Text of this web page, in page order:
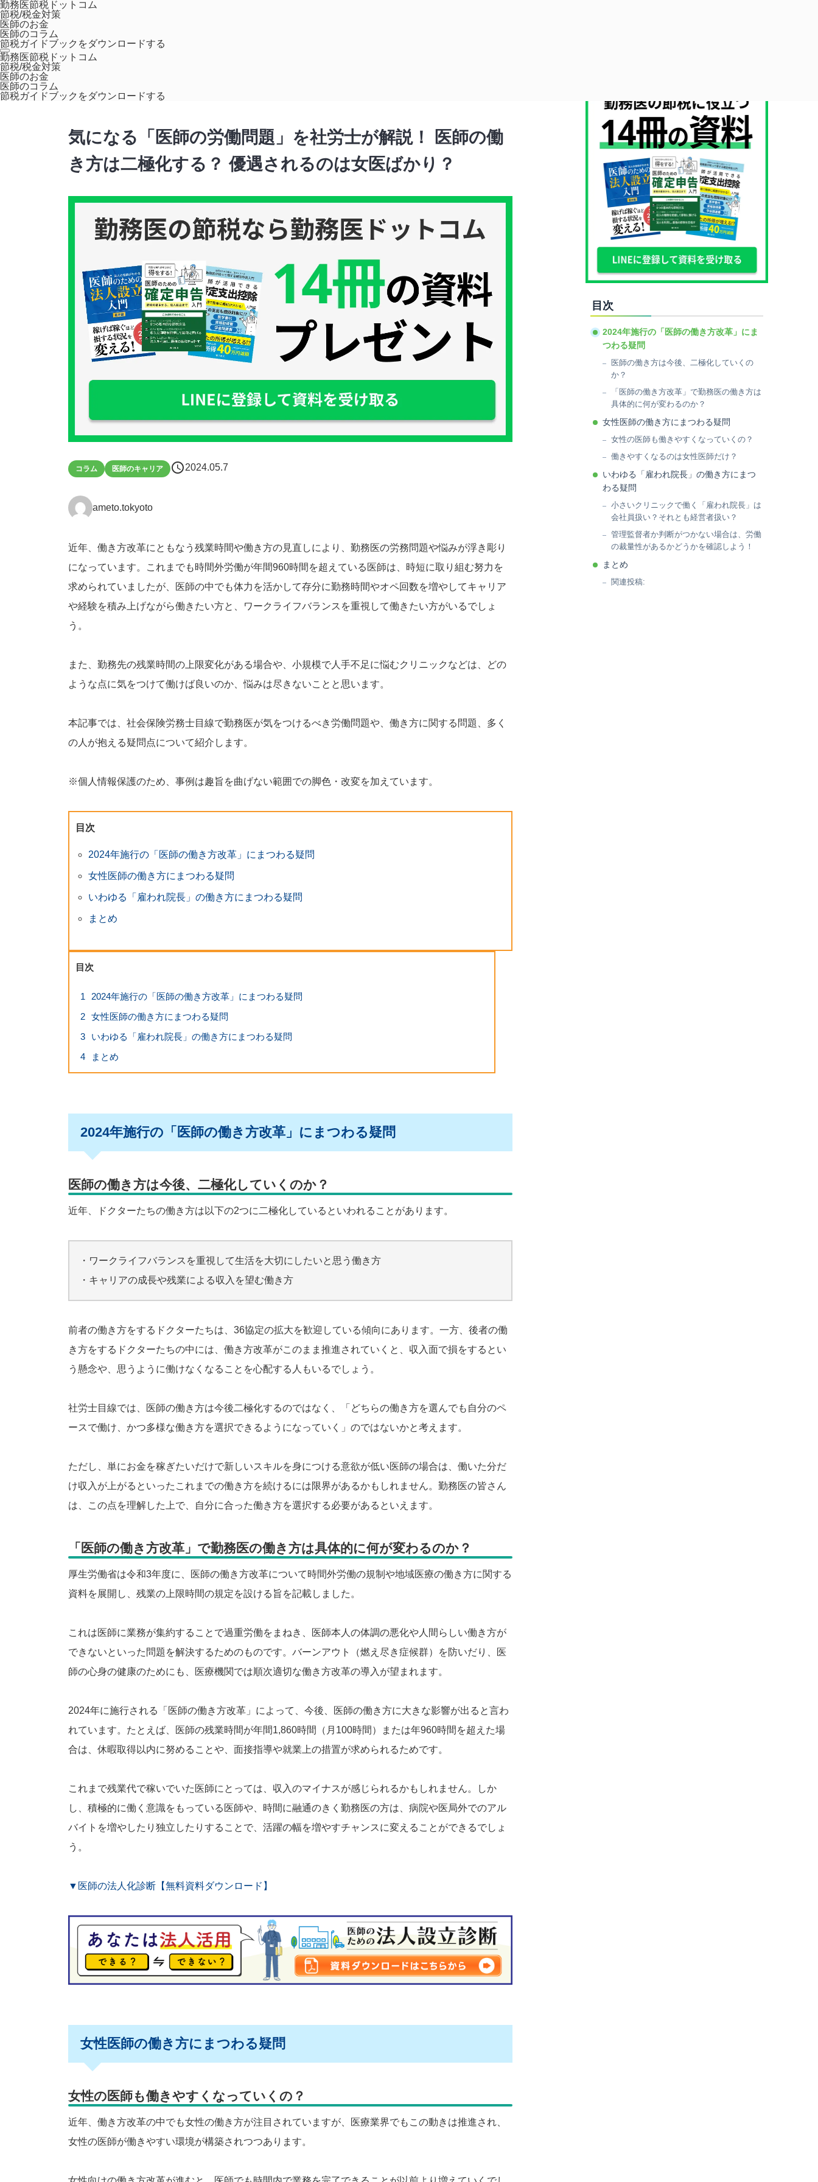
勤務医節税ドットコム
節税/税金対策
医師のお金
医師のコラム
節税ガイドブックをダウンロードする
勤務医節税ドットコム
節税/税金対策
医師のお金
医師のコラム
節税ガイドブックをダウンロードする
ホーム コラム
ワークライフバランス
気になる「医師の労働問題」を社労士が解説！ 医師の働
き方は二極化する？ 優遇されるのは女医ばかり？
コラム 医師のキャリア schedule2024.05.7
ameto.tokyoto
近年、働き方改革にともなう残業時間や働き方の見直しにより、勤務医の労務問題や悩みが浮き彫り
になっています。これまでも時間外労働が年間960時間を超えている医師は、時短に取り組む努力を
求められていましたが、医師の中でも体力を活かして存分に勤務時間やオペ回数を増やしてキャリア
や経験を積み上げながら働きたい方と、ワークライフバランスを重視して働きたい方がいるでしょ
う。
また、勤務先の残業時間の上限変化がある場合や、小規模で人手不足に悩むクリニックなどは、どの
ような点に気をつけて働けば良いのか、悩みは尽きないことと思います。
本記事では、社会保険労務士目線で勤務医が気をつけるべき労働問題や、働き方に関する問題、多く
の人が抱える疑問点について紹介します。
※個人情報保護のため、事例は趣旨を曲げない範囲での脚色・改変を加えています。
目次
2024年施行の「医師の働き方改革」にまつわる疑問
女性医師の働き方にまつわる疑問
いわゆる「雇われ院長」の働き方にまつわる疑問
まとめ
目次
1
2024年施行の「医師の働き方改革」にまつわる疑問
2
女性医師の働き方にまつわる疑問
3
いわゆる「雇われ院長」の働き方にまつわる疑問
4
まとめ
2024年施行の「医師の働き方改革」にまつわる疑問
医師の働き方は今後、二極化していくのか？
近年、ドクターたちの働き方は以下の2つに二極化しているといわれることがあります。
・ワークライフバランスを重視して生活を大切にしたいと思う働き方
・キャリアの成長や残業による収入を望む働き方
前者の働き方をするドクターたちは、36協定の拡大を歓迎している傾向にあります。一方、後者の働
き方をするドクターたちの中には、働き方改革がこのまま推進されていくと、収入面で損をするとい
う懸念や、思うように働けなくなることを心配する人もいるでしょう。
社労士目線では、医師の働き方は今後二極化するのではなく、「どちらの働き方を選んでも自分のペ
ースで働け、かつ多様な働き方を選択できるようになっていく」のではないかと考えます。
ただし、単にお金を稼ぎたいだけで新しいスキルを身につける意欲が低い医師の場合は、働いた分だ
け収入が上がるといったこれまでの働き方を続けるには限界があるかもしれません。勤務医の皆さん
は、この点を理解した上で、自分に合った働き方を選択する必要があるといえます。
「医師の働き方改革」で勤務医の働き方は具体的に何が変わるのか？
厚生労働省は令和3年度に、医師の働き方改革について時間外労働の規制や地域医療の働き方に関する
資料を展開し、残業の上限時間の規定を設ける旨を記載しました。
これは医師に業務が集約することで過重労働をまねき、医師本人の体調の悪化や人間らしい働き方が
できないといった問題を解決するためのものです。バーンアウト（燃え尽き症候群）を防いだり、医
師の心身の健康のためにも、医療機関では順次適切な働き方改革の導入が望まれます。
2024年に施行される「医師の働き方改革」によって、今後、医師の働き方に大きな影響が出ると言わ
れています。たとえば、医師の残業時間が年間1,860時間（月100時間）または年960時間を超えた場
合は、休暇取得以内に努めることや、面接指導や就業上の措置が求められるためです。
これまで残業代で稼いでいた医師にとっては、収入のマイナスが感じられるかもしれません。しか
し、積極的に働く意識をもっている医師や、時間に融通のきく勤務医の方は、病院や医局外でのアル
バイトを増やしたり独立したりすることで、活躍の幅を増やすチャンスに変えることができるでしょ
う。
▼医師の法人化診断【無料資料ダウンロード】
女性医師の働き方にまつわる疑問
女性の医師も働きやすくなっていくの？
近年、働き方改革の中でも女性の働き方が注目されていますが、医療業界でもこの動きは推進され、
女性の医師が働きやすい環境が構築されつつあります。
目次
2024年施行の「医師の働き方改革」にま
つわる疑問
医師の働き方は今後、二極化していくの
か？
「医師の働き方改革」で勤務医の働き方は
具体的に何が変わるのか？
女性医師の働き方にまつわる疑問
女性の医師も働きやすくなっていくの？
働きやすくなるのは女性医師だけ？
いわゆる「雇われ院長」の働き方にまつ
わる疑問
小さいクリニックで働く「雇われ院長」は
会社員扱い？それとも経営者扱い？
管理監督者か判断がつかない場合は、労働
の裁量性があるかどうかを確認しよう！
まとめ
関連投稿: